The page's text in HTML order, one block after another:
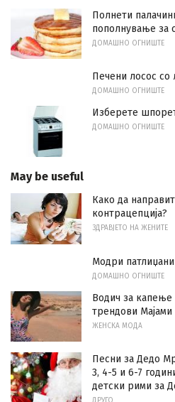
Полнети
пополнување за
ДОМАШНО ОГНИШТЕ
Печени лосос со
ДОМАШНО ОГНИШТЕ
Изберете
ДОМАШНО ОГНИШТЕ
May be useful
Како да
контрацепција?
ЗДРАВЈЕТО НА ЖЕНИТЕ
Модри патлиџани
ДОМАШНО ОГНИШТЕ
Водич за капење
трендови
ЖЕНСКА МОДА
Песни за Дедо
3, 4-5 и 6-7
детски рими за